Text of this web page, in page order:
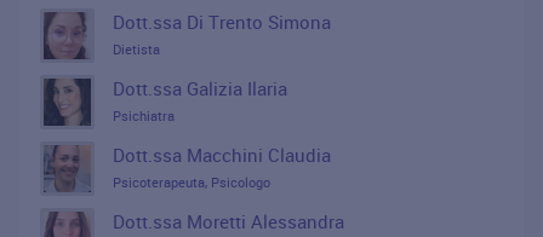
Dott.ssa Di Trento Simona
Dietista
Dott.ssa Galizia Ilaria
Psichiatra
Dott.ssa Macchini Claudia
Psicoterapeuta, Psicologo
Dott.ssa Moretti Alessandra